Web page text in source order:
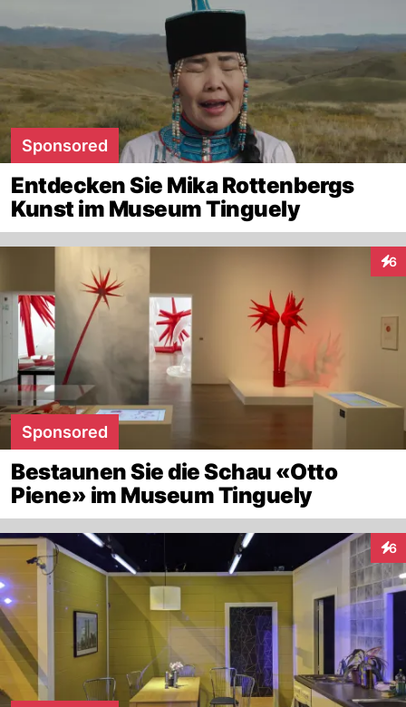
Sponsored
Entdecken Sie Mika Rottenbergs
Kunst im Museum Tinguely
6
Sponsored
Bestaunen Sie die Schau «Otto
Piene» im Museum Tinguely
6